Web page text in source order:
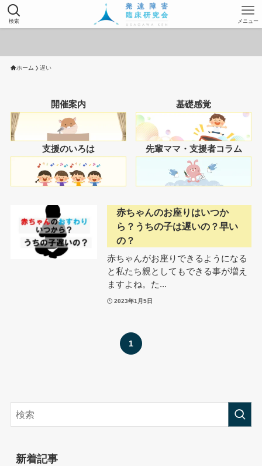
検索 メニュー
ホーム 遅い
開催案内 基礎感覚
支援のいろは 先輩ママ・支援者コラム
赤ちゃんのお座りはいつか
ら？うちの子は遅いの？早い
の？
赤ちゃんがお座りできるようになる
と私たち親としてもできる事が増え
ますよね。た...
2023年1月5日
1
新着記事